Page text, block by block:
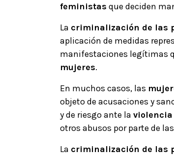
feministas que deciden
La criminalización de las
aplicación de medidas
manifestaciones legítimas
mujeres.
En muchos casos, las
objeto de acusaciones y
y de riesgo ante la
otros abusos por parte de
La criminalización de las